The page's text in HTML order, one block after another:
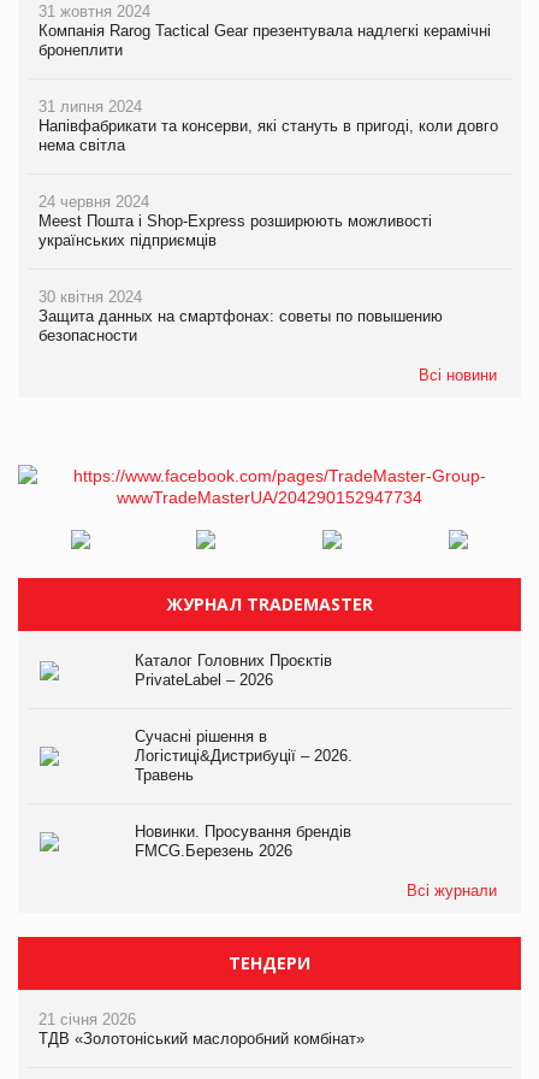
31 жовтня 2024
Компанія Rarog Tactical Gear презентувала надлегкі керамічні
бронеплити
31 липня 2024
Напівфабрикати та консерви, які стануть в пригоді, коли довго
нема світла
24 червня 2024
Meest Пошта і Shop-Express розширюють можливості
українських підприємців
30 квітня 2024
Защита данных на смартфонах: советы по повышению
безопасности
Всі новини
ЖУРНАЛ TRADEMASTER
Каталог Головних Проєктів
PrivateLabel – 2026
Сучасні рішення в
Логістиці&Дистрибуції – 2026.
Травень
Новинки. Просування брендів
FMCG.Березень 2026
Всі журнали
ТЕНДЕРИ
21 січня 2026
ТДВ «Золотоніський маслоробний комбінат»